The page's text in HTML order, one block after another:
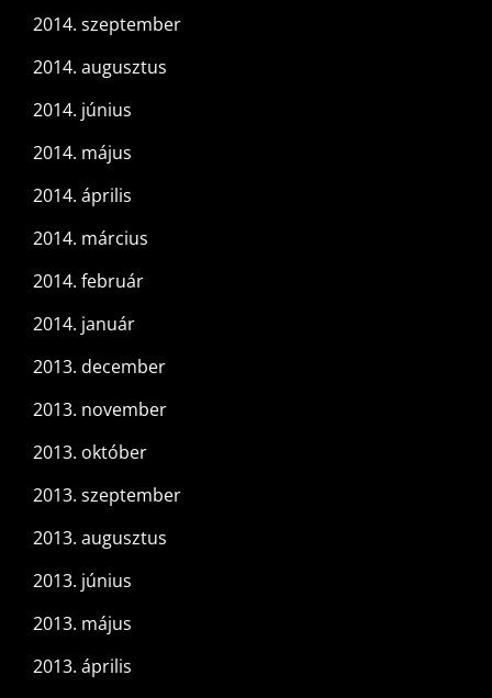
2014. szeptember
2014. augusztus
2014. június
2014. május
2014. április
2014. március
2014. február
2014. január
2013. december
2013. november
2013. október
2013. szeptember
2013. augusztus
2013. június
2013. május
2013. április